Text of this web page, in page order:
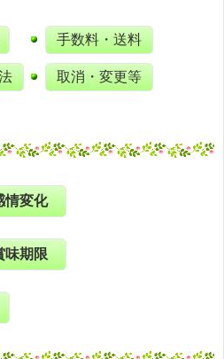
手数料・送料
取消・変更等
情変化
味期限